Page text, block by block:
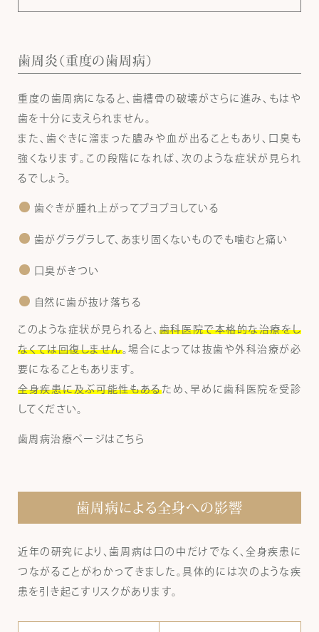
歯周炎（重度の歯周病）
重度の歯周病になると、歯槽骨の破壊がさらに進み、もはや
歯を十分に支えられません。
また、歯ぐきに溜まった膿みや血が出ることもあり、口臭も
強くなります。この段階になれば、次のような症状が見られ
るでしょう。
歯ぐきが腫れ上がってブヨブヨしている
歯がグラグラして、あまり固くないものでも噛むと痛い
口臭がきつい
自然に歯が抜け落ちる
このような症状が見られると、 歯科医院で本格的な治療をし
なくては回復しません。場合によっては抜歯や外科治療が必
要になることもあります。
全身疾患に及ぶ可能性もあるため、早めに歯科医院を受診
してください。
歯周病治療ページはこちら
歯周病による全身への影響
近年の研究により、歯周病は口の中だけでなく、全身疾患に
つながることがわかってきました。具体的には次のような疾
患を引き起こすリスクがあります。